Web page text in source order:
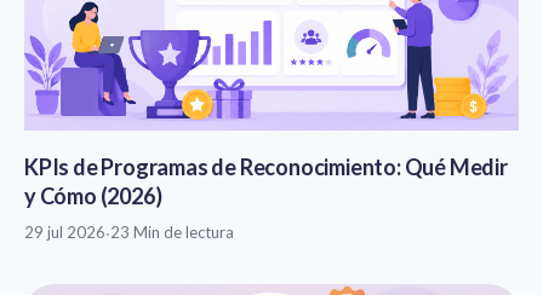
KPIs de Programas de Reconocimiento: Qué Medir
y Cómo (2026)
29 jul 2026·23 Min de lectura